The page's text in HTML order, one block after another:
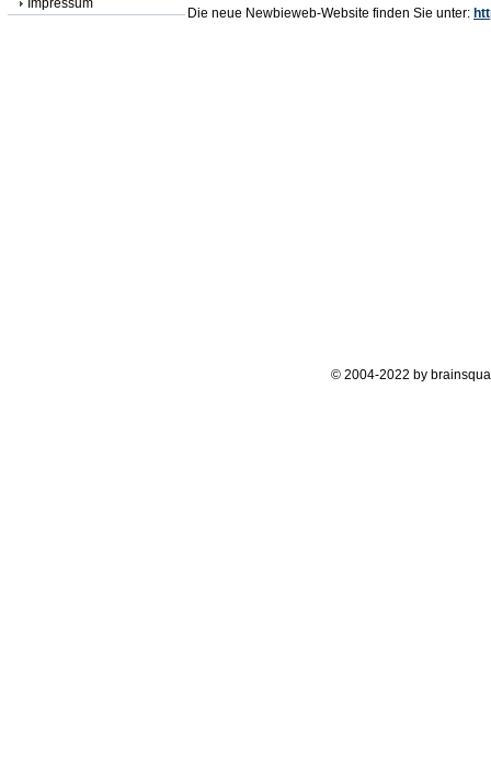
Impressum
Die neue Newbieweb-Website finden Sie unter:
© 2004-2022 by